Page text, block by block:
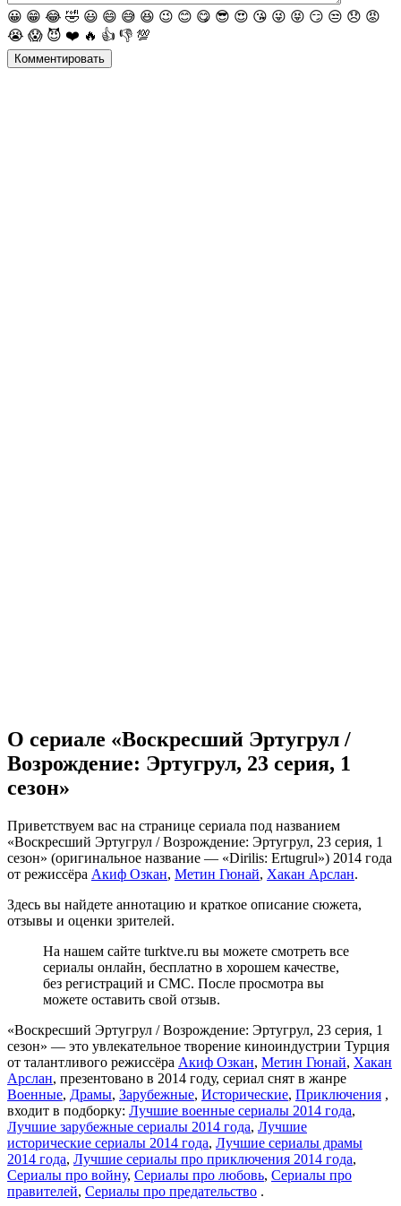
😀 😁 😂 🤣 😃 😄 😅 😆 😉 😊 😋 😎 😍 😘 😜 😝 😏 😒 😞 😡
😭 😱 😈 ❤️ 🔥 👍 👎 💯
Комментировать
О сериале «Воскресший Эртугрул /
Возрождение: Эртугрул, 23 серия, 1
сезон»
Приветствуем вас на странице сериала под названием
«Воскресший Эртугрул / Возрождение: Эртугрул, 23 серия, 1
сезон» (оригинальное название — «Dirilis: Ertugrul») 2014 года
от режиссёра Акиф Озкан, Метин Гюнай, Хакан Арслан.
Здесь вы найдете аннотацию и краткое описание сюжета,
отзывы и оценки зрителей.
На нашем сайте turktve.ru вы можете смотреть все
сериалы онлайн, бесплатно в хорошем качестве,
без регистраций и СМС. После просмотра вы
можете оставить свой отзыв.
«Воскресший Эртугрул / Возрождение: Эртугрул, 23 серия, 1
сезон» — это увлекательное творение киноиндустрии Турция
от талантливого режиссёра Акиф Озкан, Метин Гюнай, Хакан
Арслан, презентовано в 2014 году, сериал снят в жанре
Военные, Драмы, Зарубежные, Исторические, Приключения ,
входит в подборку: Лучшие военные сериалы 2014 года,
Лучшие зарубежные сериалы 2014 года, Лучшие
исторические сериалы 2014 года, Лучшие сериалы драмы
2014 года, Лучшие сериалы про приключения 2014 года,
Сериалы про войну, Сериалы про любовь, Сериалы про
правителей, Сериалы про предательство .